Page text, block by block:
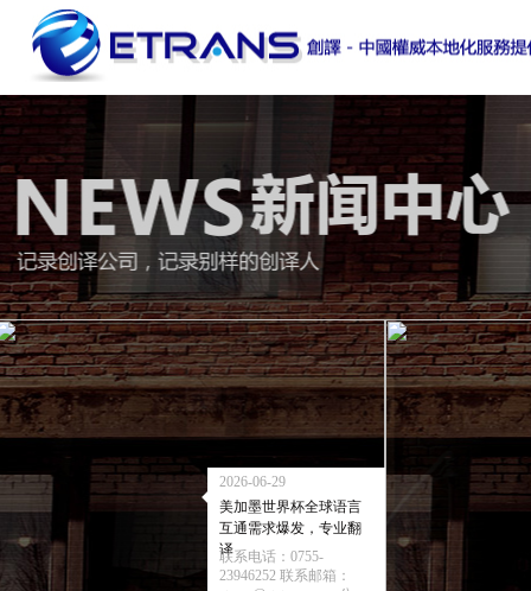
2026-06-29
美加墨世界杯全球语言
互通需求爆发，专业翻
译
联系电话：0755-
23946252 联系邮箱：